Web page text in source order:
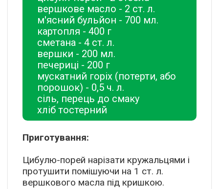
вершкове масло - 2 ст. л.
м'ясний бульйон - 700 мл.
картопля - 400 г
сметана - 4 ст. л.
вершки - 200 мл.
печериці - 200 г
мускатний горіх (потерти, або
порошок) - 0,5 ч. л.
сіль, перець до смаку
хліб тостерний
Приготування:
Цибулю-порей нарізати кружальцями і
протушити помішуючи на 1 ст. л.
вершкового масла під кришкою.